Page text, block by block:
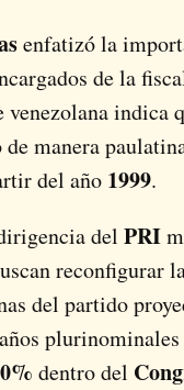
enfatizó la
de la
manera
del año 1999.
del PRI
reconfigurar
del partido
dentro del